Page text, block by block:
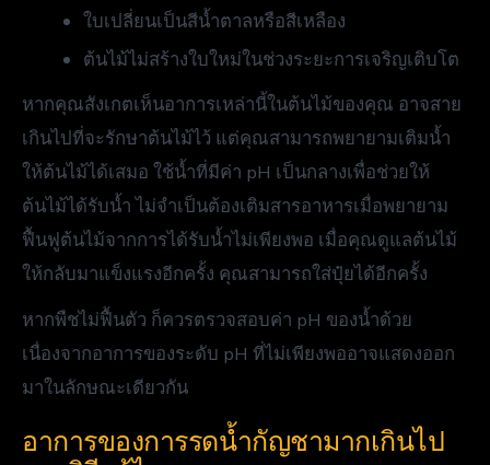
ใบเปลี่ยนเป็นสีน้ำตาลหรือสีเหลือง
ต้นไม้ไม่สร้างใบใหม่ในช่วงระยะการเจริญเติบโต
หากคุณสังเกตเห็นอาการเหล่านี้ในต้นไม้ของคุณ อาจสาย
เกินไปที่จะรักษาต้นไม้ไว้ แต่คุณสามารถพยายามเติมน้ำ
ให้ต้นไม้ได้เสมอ ใช้น้ำที่มีค่า pH เป็นกลางเพื่อช่วยให้
ต้นไม้ได้รับน้ำ ไม่จำเป็นต้องเติมสารอาหารเมื่อพยายาม
ฟื้นฟูต้นไม้จากการได้รับน้ำไม่เพียงพอ เมื่อคุณดูแลต้นไม้
ให้กลับมาแข็งแรงอีกครั้ง คุณสามารถใส่ปุ๋ยได้อีกครั้ง
หากพืชไม่ฟื้นตัว ก็ควรตรวจสอบค่า pH ของน้ำด้วย
เนื่องจากอาการของระดับ pH ที่ไม่เพียงพออาจแสดงออก
มาในลักษณะเดียวกัน
อาการของการรดน้ำกัญชามากเกินไป